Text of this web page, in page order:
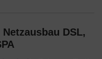
Netzausbau DSL,